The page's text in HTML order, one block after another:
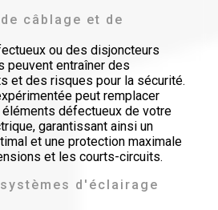
câblage et de
ou des disjoncteurs
peuvent entraîner des
et des risques pour la sécurité.
peut remplacer
défectueux de votre
garantissant ainsi un
et une protection maximale
et les courts-circuits.
d'éclairage